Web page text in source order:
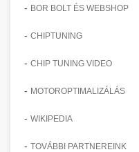
- BOR BOLT ÉS WEBSHOP
- CHIPTUNING
- CHIP TUNING VIDEO
- MOTOROPTIMALIZÁLÁS
- WIKIPEDIA
- TOVÁBBI PARTNEREINK